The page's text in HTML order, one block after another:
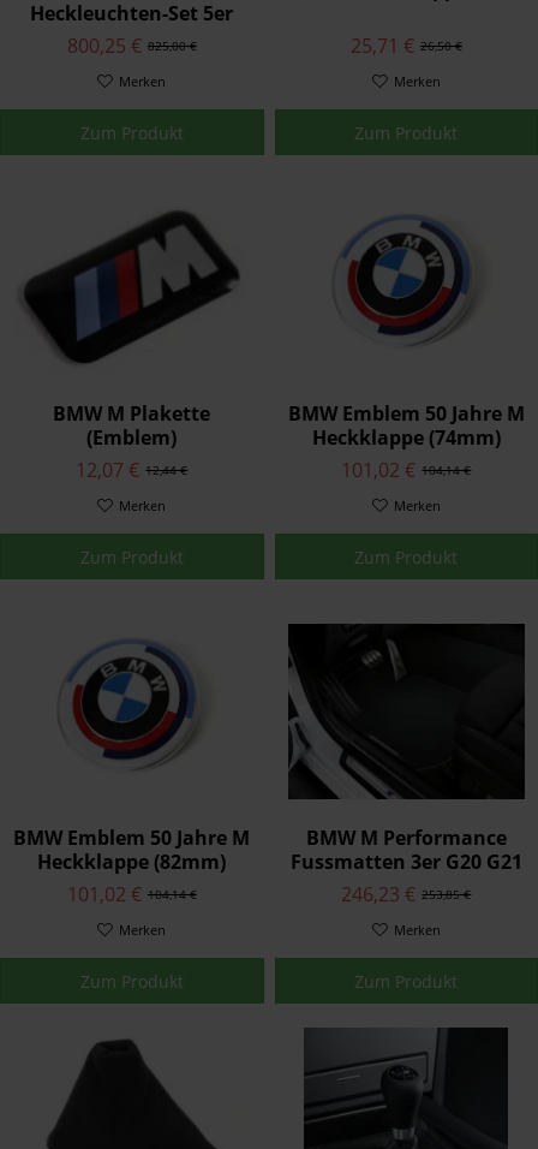
Heckleuchten-Set 5er
G30 / M5 F90
825,00 €
800,25 €
Merken
Zum Produkt
26,50 €
25,71 €
Merken
Zum Produkt
BMW M Plakette
(Emblem)
12,44 €
12,07 €
Merken
Zum Produkt
BMW Emblem 50 Jahre M
Heckklappe (74mm)
104,14 €
101,02 €
Merken
Zum Produkt
BMW Emblem 50 Jahre M
Heckklappe (82mm)
104,14 €
101,02 €
Merken
Zum Produkt
BMW M Performance
Fussmatten 3er G20 G21
M3 G80253,85 €
246,23 €
Merken
Zum Produkt